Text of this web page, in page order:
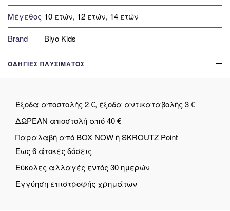
Μέγεθος 10 ετών, 12 ετών, 14 ετών
Brand Biyo Kids
ΟΔΗΓΊΕΣ ΠΛΥΣΊΜΑΤΟΣ
Έξοδα αποστολής 2 €, έξοδα αντικαταβολής 3 €
ΔΩΡΕΑΝ αποστολή από 40 €
Παραλαβή από BOX NOW ή SKROUTZ Point
Έως 6 άτοκες δόσεις
Εύκολες αλλαγές εντός 30 ημερών
Εγγύηση επιστροφής χρημάτων